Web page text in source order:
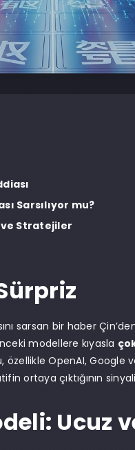
Sarsılıyor mu?
ve Stratejiler
sarsan bir haber
modellere kıyasla
OpenAI, Google
ortaya çıktığının
Ucuz